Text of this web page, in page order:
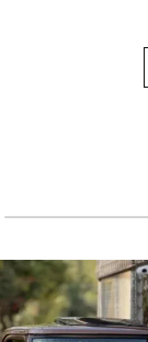
lart.br
Ago 7